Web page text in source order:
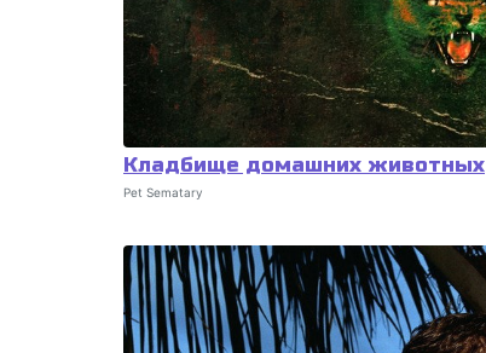
Кладбище домашних животных
Pet Sematary